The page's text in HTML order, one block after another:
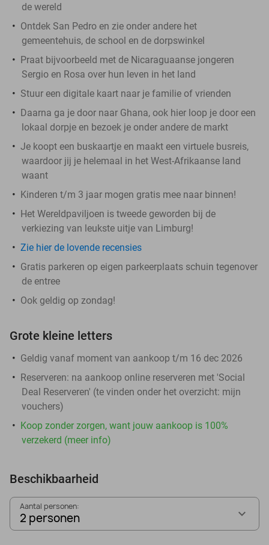
de wereld
Ontdek San Pedro en zie onder andere het
gemeentehuis, de school en de dorpswinkel
Praat bijvoorbeeld met de Nicaraguaanse jongeren
Sergio en Rosa over hun leven in het land
Stuur een digitale kaart naar je familie of vrienden
Daarna ga je door naar Ghana, ook hier loop je door een
lokaal dorpje en bezoek je onder andere de markt
Je koopt een buskaartje en maakt een virtuele busreis,
waardoor jij je helemaal in het West-Afrikaanse land
waant
Kinderen t/m 3 jaar mogen gratis mee naar binnen!
Het Wereldpaviljoen is tweede geworden bij de
verkiezing van leukste uitje van Limburg!
Zie hier de lovende recensies
Gratis parkeren op eigen parkeerplaats schuin tegenover
de entree
Ook geldig op zondag!
Grote kleine letters
Geldig vanaf moment van aankoop t/m 16 dec 2026
Reserveren: na aankoop online reserveren met 'Social
Deal Reserveren' (te vinden onder het overzicht: mijn
vouchers)
Koop zonder zorgen, want jouw aankoop is 100%
verzekerd (meer info)
Beschikbaarheid
Aantal personen:
2 personen